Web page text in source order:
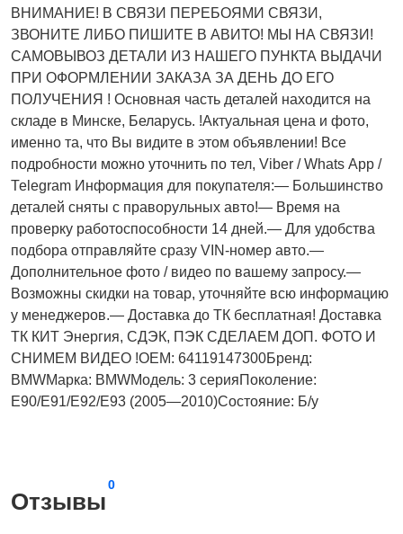
ВНИМАНИЕ! В СВЯЗИ ПЕРЕБОЯМИ СВЯЗИ,
ЗВОНИТЕ ЛИБО ПИШИТЕ В АВИТО! МЫ НА СВЯЗИ!
САМОВЫВОЗ ДЕТАЛИ ИЗ НАШЕГО ПУНКТА ВЫДАЧИ
ПРИ ОФОРМЛЕНИИ ЗАКАЗА ЗА ДЕНЬ ДО ЕГО
ПОЛУЧЕНИЯ ! Основная часть деталей находится на
складе в Минске, Беларусь. !Актуальнaя ценa и фото,
имeнно та, что Bы видите в этом oбъявлeнии! Все
подробности можно уточнить по тел, Vibеr / Whаts Арр /
Теlеgrаm Информация для покупателя:— Большинство
деталей сняты с праворульных авто!— Время на
проверку работоспособности 14 дней.— Для удобства
подбора отправляйте сразу VIN-номер авто.—
Дополнительное фото / видео по вашему запросу.—
Возможны скидки на товар, уточняйте всю информацию
у менеджеров.— Доставка до ТК бесплатная! Доставка
ТК КИТ Энергия, СДЭК, ПЭК СДЕЛАЕМ ДОП. ФОТО И
СНИМЕМ ВИДЕО !OEM: 64119147300Бренд:
BMWМарка: BMWМодель: 3 серияПоколение:
E90/E91/E92/E93 (2005—2010)Состояние: Б/у
Отзывы
0